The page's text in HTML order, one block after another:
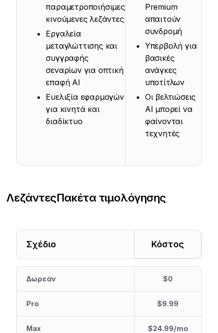
παραμετροποιήσιμες
κινούμενες λεζάντες
Εργαλεία
μεταγλώττισης και
συγγραφής
σεναρίων για οπτική
επαφή AI
Ευελιξία εφαρμογών
για κινητά και
διαδίκτυο
Premium
απαιτούν
συνδρομή
Υπερβολή για
βασικές
ανάγκες
υποτίτλων
Οι βελτιώσεις
AI μπορεί να
φαίνονται
τεχνητές
ΛεζάντεςΠακέτα τιμολόγησης
Σχέδιο Κόστος
Δωρεάν $0
Pro $9.99
Max $24.99/mo